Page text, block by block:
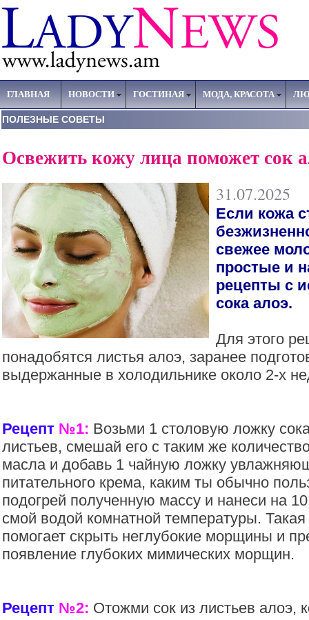
ГЛАВНАЯ НОВОСТИ ГОСТИНАЯ МОДА, КРАСОТА
ПОЛЕЗНЫЕ СОВЕТЫ
Освежить кожу лица поможет сок
31.07.2025
Если кожа
свежее
простые и
рецепты с
сока алоэ.
Для этого
понадобятся листья алоэ, заранее
выдержанные в холодильнике около 2-х
Рецепт №1: Возьми 1 столовую ложку
листьев, смешай его с таким же
масла и добавь 1 чайную ложку
питательного крема, каким ты обычно
подогрей полученную массу и нанеси на
смой водой комнатной температуры.
помогает скрыть неглубокие морщины и
появление глубоких мимических морщин.
Рецепт №2: Отожми сок из листьев алоэ,